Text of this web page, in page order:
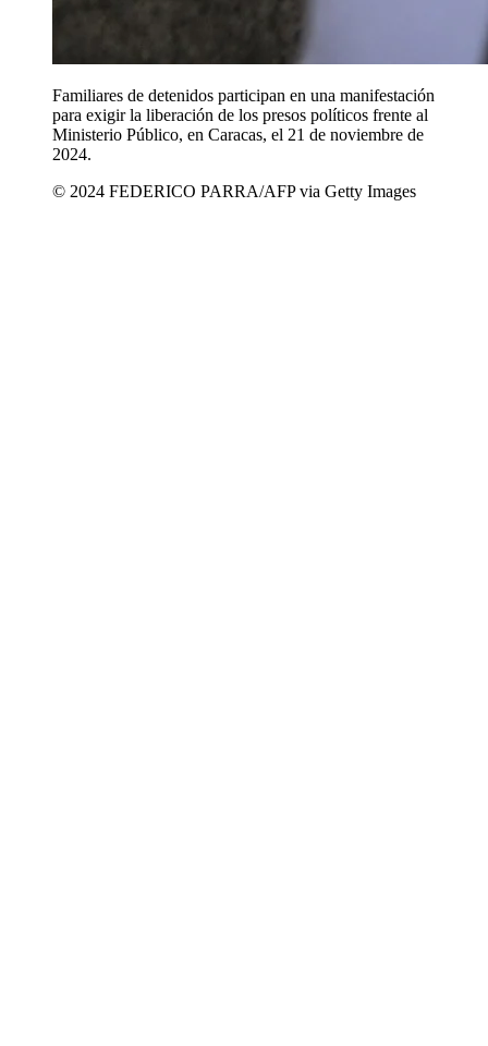
Familiares de detenidos participan en una manifestación
para exigir la liberación de los presos políticos frente al
Ministerio Público, en Caracas, el 21 de noviembre de
2024.
© 2024 FEDERICO PARRA/AFP via Getty Images